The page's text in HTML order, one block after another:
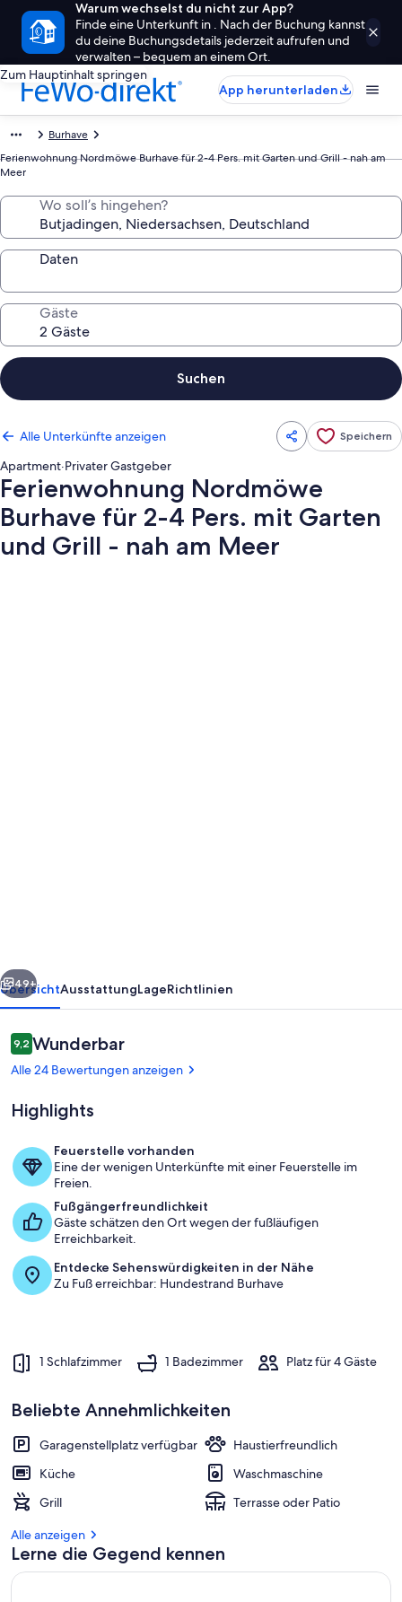
Warum wechselst du nicht zur App?
Finde eine Unterkunft in . Nach der Buchung kannst
du deine Buchungsdetails jederzeit aufrufen und
verwalten – bequem an einem Ort.
Zum Hauptinhalt springen
App herunterladen
Burhave
Ferienwohnung Nordmöwe Burhave für 2-4 Pers. mit Garten und Grill - nah am
Meer
Wo soll’s hingehen?
Daten
Gäste
Suchen
Alle Unterkünfte anzeigen Speichern
Apartment·Privater Gastgeber
Ferienwohnung Nordmöwe
Burhave für 2-4 Pers. mit Garten
und Grill - nah am Meer
Pers.
mit
Garten
und
nah
am
Meer
Weiter
49+
ÜbersichtAusstattungLageRichtlinien
Bewertungen
9,29,2 von 10.
Wunderbar
Alle 24 Bewertungen anzeigen
Highlights
Feuerstelle vorhanden
Eine der wenigen Unterkünfte mit einer Feuerstelle im
Freien.
Fußgängerfreundlichkeit
Gäste schätzen den Ort wegen der fußläufigen
Erreichbarkeit.
Entdecke Sehenswürdigkeiten in der Nähe
Zu Fuß erreichbar: Hundestrand Burhave
1 Schlafzimmer 1 Badezimmer Platz für 4 Gäste
Beliebte Annehmlichkeiten
Garagenstellplatz verfügbar
Haustierfreundlich
Küche
Waschmaschine
Grill
Terrasse oder Patio
Alle anzeigen
Lerne die Gegend kennen